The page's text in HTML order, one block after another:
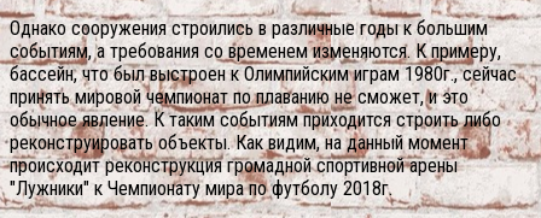
Однако сооружения строились в различные годы к большим
событиям, а требования со временем изменяются. К примеру,
бассейн, что был выстроен к Олимпийским играм 1980г., сейчас
принять мировой чемпионат по плаванию не сможет, и это
обычное явление. К таким событиям приходится строить либо
реконструировать объекты. Как видим, на данный момент
происходит реконструкция громадной спортивной арены
"Лужники" к Чемпионату мира по футболу 2018г.